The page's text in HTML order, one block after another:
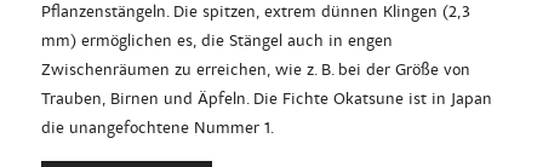
Pflanzenstängeln. Die spitzen, extrem dünnen Klingen (2,3
mm) ermöglichen es, die Stängel auch in engen
Zwischenräumen zu erreichen, wie z. B. bei der Größe von
Trauben, Birnen und Äpfeln. Die Fichte Okatsune ist in Japan
die unangefochtene Nummer 1.